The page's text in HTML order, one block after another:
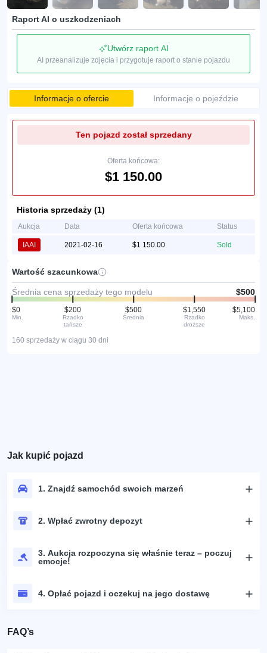
Raport AI o uszkodzeniach
Utwórz raport AI
AI przeanalizuje zdjęcia i przygotuje raport o stanie pojazdu
Informacje o ofercie Informacje o pojeździe
Ten pojazd został sprzedany
Oferta końcowa:
$1 150.00
Historia sprzedaży (1)
Aukcja Data Oferta końcowa Status
IAAI 2021-02-16 $1 150.00 Sold
Wartość szacunkowa
Średnia cena sprzedaży tego modelu $500
$0
Min.
$200
Rzadko
tańsze
$500
Średnia
$1,550
Rzadko
droższe
$5,100
Maks.
160 sprzedaży w ciągu 30 dni
Jak kupić pojazd
1. Znajdź samochód swoich marzeń
2. Wpłać zwrotny depozyt
3. Aukcja rozpoczyna się właśnie teraz – poczuj
emocje!
4. Opłać pojazd i oczekuj na jego dostawę
FAQ’s